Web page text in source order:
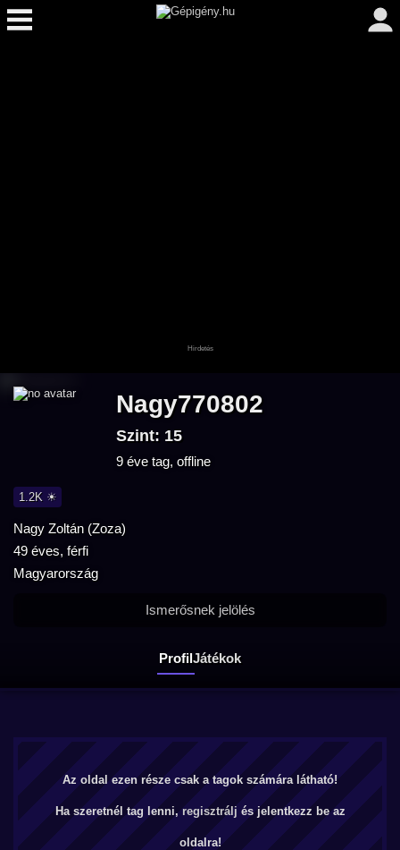
Nagy770802
Szint: 15
9 éve tag, offline
1.2K ☀
Nagy Zoltán (Zoza)
49 éves, férfi
Magyarország
ProfilJátékok
Ismerősnek jelölés
Az oldal ezen része csak a tagok számára látható!
Ha szeretnél tag lenni, regisztrálj és jelentkezz be az
oldalra!